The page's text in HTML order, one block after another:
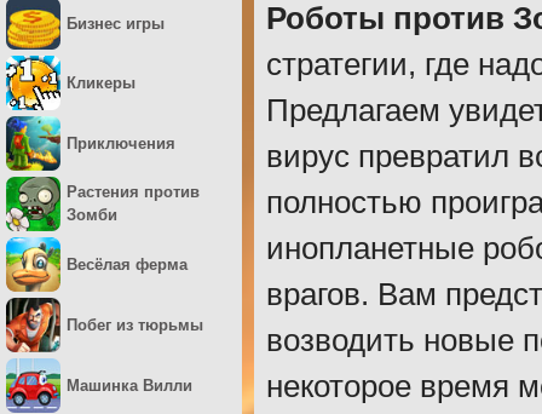
Роботы против
стратегии, где
Предлагаем
вирус превратил
полностью
инопланетные
врагов. Вам
возводить новые
некоторое время
Бизнес игры
Кликеры
Приключения
Растения против
Зомби
Весёлая ферма
Побег из тюрьмы
Машинка Вилли